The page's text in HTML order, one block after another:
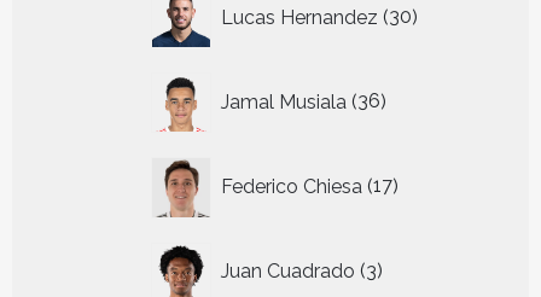
Lucas Hernandez 30
producten
Jamal Musiala 36
producten
Federico Chiesa 17
producten
Juan Cuadrado 3
producten